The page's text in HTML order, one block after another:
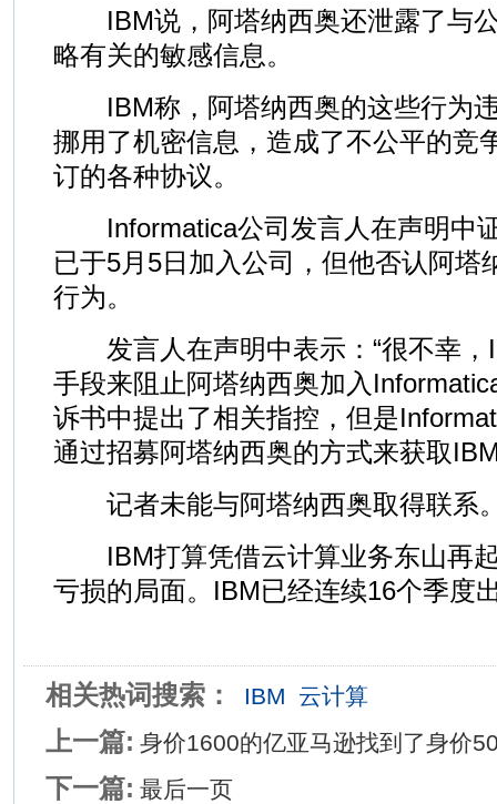
IBM说，阿塔纳西奥还泄露了与公
略有关的敏感信息。
IBM称，阿塔纳西奥的这些行为违
挪用了机密信息，造成了不公平的竞
订的各种协议。
Informatica公司发言人在声明中
已于5月5日加入公司，但他否认阿塔
行为。
发言人在声明中表示：“很不幸，
手段来阻止阿塔纳西奥加入
诉书中提出了相关指控，但是
通过招募阿塔纳西奥的方式来获取
记者未能与阿塔纳西奥取得联系
IBM打算凭借云计算业务东山再起
亏损的局面。IBM已经连续16个季度
相关热词搜索： IBM 云计算
上一篇: 身价1600的亿亚马逊找到了身价
下一篇: 最后一页